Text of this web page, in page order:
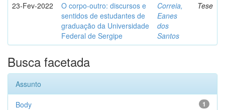
23-Fev-2022
O corpo-outro: discursos e
sentidos de estudantes de
graduação da Universidade
Federal de Sergipe
Correia,
Eanes
dos
Santos
Tese
Busca facetada
Assunto
1
Body